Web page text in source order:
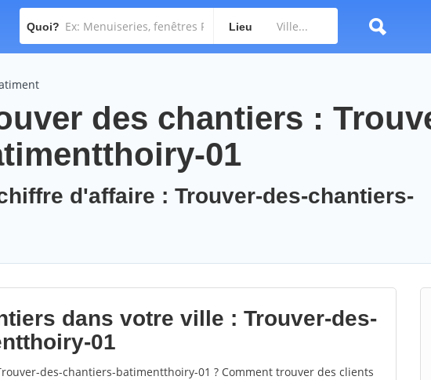
Quoi? Lieu
des chantiers :
01
d'affaire : Trouver-des-chantiers-
dans votre ville : Trouver-des-
01
des-chantiers-batimentthoiry-01 ? Comment trouver des clients